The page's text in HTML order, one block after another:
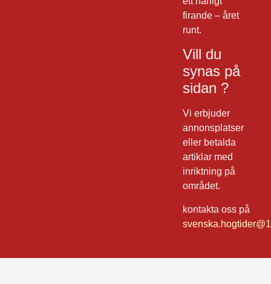
firande – året
runt.
Vill du
synas på
sidan ?
Vi erbjuder
annonsplatser
eller betalda
artiklar med
inriktning på
området.
kontakta oss på